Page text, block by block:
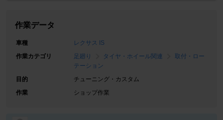
作業データ
車種
レクサス IS
作業カテゴリ
足廻り タイヤ・ホイール関連
取付・ロー
テーション
目的
チューニング・カスタム
作業
ショップ作業